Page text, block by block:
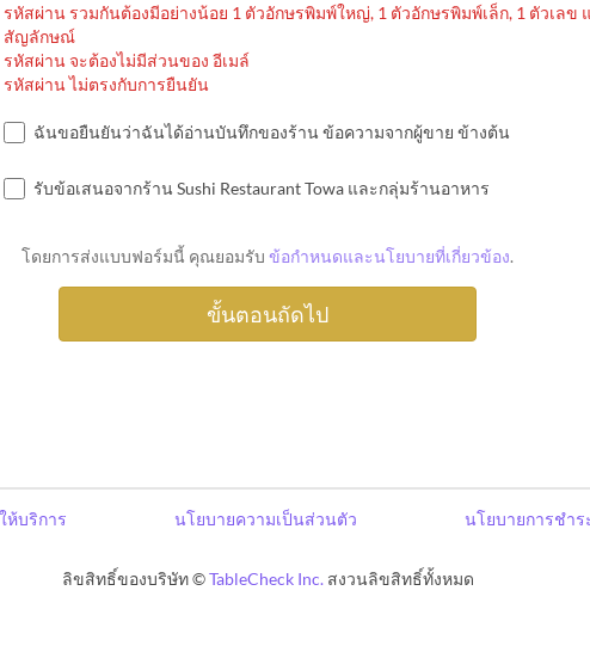
รหัสผ่าน รวมกันต้องมีอย่างน้อย 1 ตัวอักษรพิมพ์ใหญ่, 1 ตัวอักษรพิมพ์เล็ก, 1 ตัวเลข
สัญลักษณ์
รหัสผ่าน จะต้องไม่มีส่วนของ อีเมล์
รหัสผ่าน ไม่ตรงกับการยืนยัน
ฉันขอยืนยันว่าฉันได้อ่านบันทึกของร้าน ข้อความจากผู้ขาย ข้างต้น
รับข้อเสนอจากร้าน Sushi Restaurant Towa และกลุ่มร้านอาหาร
โดยการส่งแบบฟอร์มนี้ คุณยอมรับ ข้อกำหนดและนโยบายที่เกี่ยวข้อง.
ห้บริการ นโยบายความเป็นส่วนตัว นโยบายการชำร
ลิขสิทธิ์ของบริษัท ©TableCheck Inc.สงวนลิขสิทธิ์ทั้งหมด